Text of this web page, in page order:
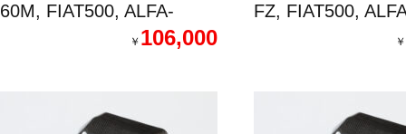
60M, FIAT500, ALFA-
￥ 106,000
FZ, FIAT500, ALFA
￥